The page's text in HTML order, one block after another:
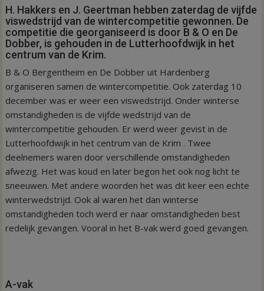
H. Hakkers en J. Geertman hebben zaterdag de vijfde
viswedstrijd van de wintercompetitie gewonnen. De
competitie die georganiseerd is door B & O en De
Dobber, is gehouden in de Lutterhoofdwijk in het
centrum van de Krim.
B & O Bergentheim en De Dobber uit Hardenberg
organiseren samen de wintercompetitie. Ook zaterdag 10
december was er weer een viswedstrijd. Onder winterse
omstandigheden is de vijfde wedstrijd van de
wintercompetitie gehouden. Er werd weer gevist in de
Lutterhoofdwijk in het centrum van de Krim . Twee
deelnemers waren door verschillende omstandigheden
afwezig. Het was koud en later begon het ook nog licht te
sneeuwen. Met andere woorden het was dit keer een echte
winterwedstrijd. Ook al waren het dan winterse
omstandigheden toch werd er naar omstandigheden best
redelijk gevangen. Vooral in het B-vak werd goed gevangen.
A-vak